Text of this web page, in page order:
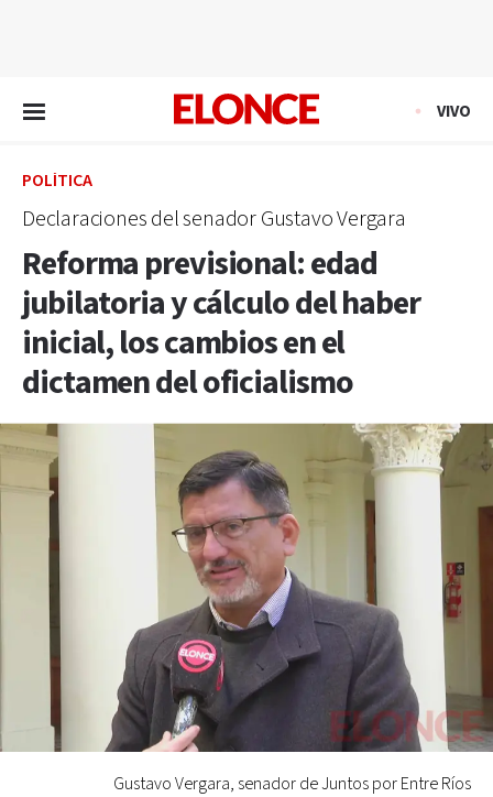
VIVO
POLÍTICA
Declaraciones del senador Gustavo Vergara
Reforma previsional: edad
jubilatoria y cálculo del haber
inicial, los cambios en el
dictamen del oficialismo
Gustavo Vergara, senador de Juntos por Entre Ríos